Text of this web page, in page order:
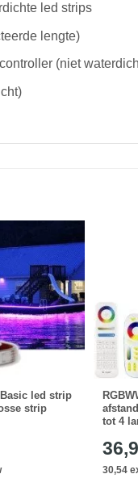
led strips
lengte)
(niet
led strip
strip
tot 4
30,54